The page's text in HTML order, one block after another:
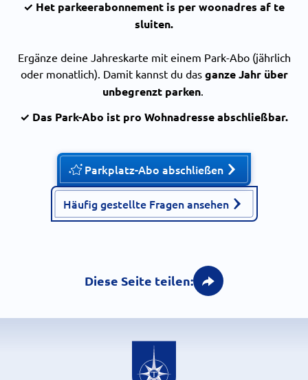
✓ Het parkeerabonnement is per woonadres af te
sluiten.
Ergänze deine Jahreskarte mit einem Park-Abo (jährlich
oder monatlich). Damit kannst du das ganze Jahr über
unbegrenzt parken.
✓ Das Park-Abo ist pro Wohnadresse abschließbar.
Parkplatz-Abo abschließen
Häufig gestellte Fragen ansehen
Diese Seite teilen: